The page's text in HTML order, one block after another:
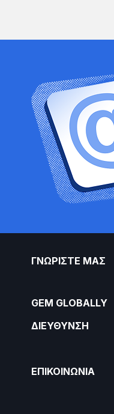
ΓΝΩΡΙΣΤΕ ΜΑΣ
GEM GLOBALLY
ΔΙΕΎΘΥΝΣΗ
ΕΠΙΚΟΙΝΩΝΙΑ